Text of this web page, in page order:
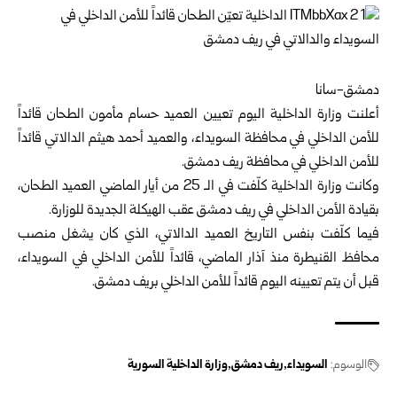
دمشق-سانا
أعلنت وزارة الداخلية اليوم تعيين العميد حسام مأمون الطحان قائداً
للأمن الداخلي في محافظة السويداء، والعميد أحمد هيثم الدالاتي قائداً
للأمن الداخلي في محافظة ريف دمشق.
وكانت وزارة الداخلية كلّفت في الـ 25 من أيار الماضي العميد الطحان،
بقيادة الأمن الداخلي في ريف دمشق عقب الهيكلة الجديدة للوزارة.
فيما كلّفت بنفس التاريخ العميد الدالاتي، الذي كان يشغل منصب
محافظ القنيطرة منذ آذار الماضي، قائداً للأمن الداخلي في السويداء،
قبل أن يتم تعيينه اليوم قائداً للأمن الداخلي بريف دمشق.
الوسوم: السويداء ريف دمشق وزارة الداخلية السورية